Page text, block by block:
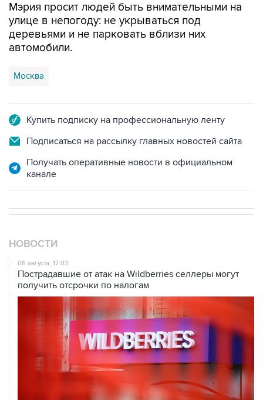
Мэрия просит людей быть внимательными на
улице в непогоду: не укрываться под
деревьями и не парковать вблизи них
автомобили.
Москва
Купить подписку на профессиональную ленту
Подписаться на рассылку главных новостей сайта
Получать оперативные новости в официальном
канале
НОВОСТИ
06 августа, 17:03
Пострадавшие от атак на Wildberries селлеры могут
получить отсрочки по налогам